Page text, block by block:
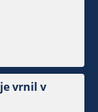
vrnil v